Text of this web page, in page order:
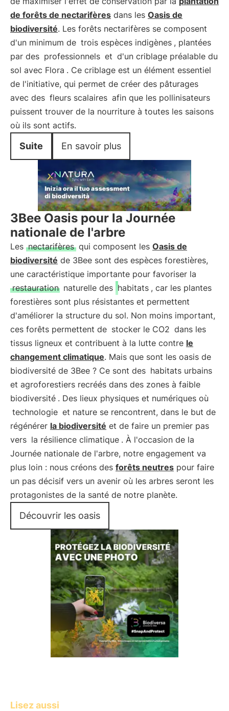
de forêts de nectarifères dans les Oasis de
biodiversité. Les forêts nectarifères se composent
d'un minimum de trois espèces indigènes , plantées
par des professionnels et d'un criblage préalable du
sol avec Flora . Ce criblage est un élément essentiel
de l'initiative, qui permet de créer des pâturages
avec des fleurs scalaires afin que les pollinisateurs
puissent trouver de la nourriture à toutes les saisons
où ils sont actifs.
Suite En savoir plus
3Bee Oasis pour la Journée
nationale de l'arbre
Les nectarifères qui composent les Oasis de
biodiversité de 3Bee sont des espèces forestières,
une caractéristique importante pour favoriser la
restauration naturelle des habitats , car les plantes
forestières sont plus résistantes et permettent
d'améliorer la structure du sol. Non moins important,
ces forêts permettent de stocker le CO2 dans les
tissus ligneux et contribuent à la lutte contre le
changement climatique. Mais que sont les oasis de
biodiversité de 3Bee ? Ce sont des habitats urbains
et agroforestiers recréés dans des zones à faible
biodiversité . Des lieux physiques et numériques où
technologie et nature se rencontrent, dans le but de
régénérer la biodiversité et de faire un premier pas
vers la résilience climatique . À l'occasion de la
Journée nationale de l'arbre, notre engagement va
plus loin : nous créons des forêts neutres pour faire
un pas décisif vers un avenir où les arbres seront les
protagonistes de la santé de notre planète.
Découvrir les oasis
Lisez aussi